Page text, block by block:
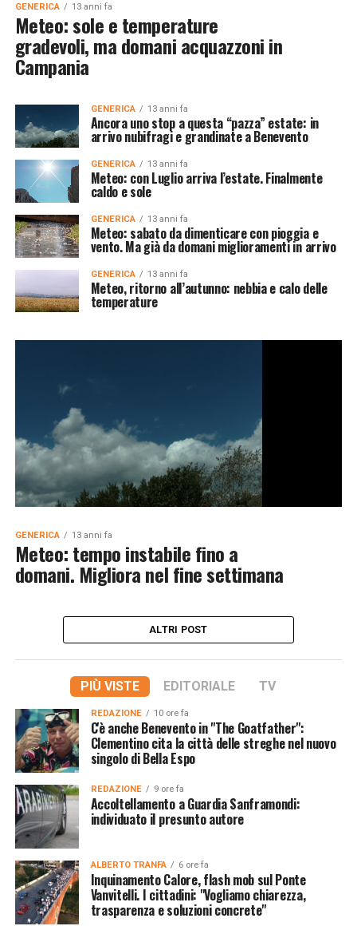
GENERICA 13 anni fa
Meteo: sole e temperature
gradevoli, ma domani acquazzoni in
Campania
GENERICA 13 anni fa
Ancora uno stop a questa “pazza” estate: in
arrivo nubifragi e grandinate a Benevento
GENERICA 13 anni fa
Meteo: con Luglio arriva l’estate. Finalmente
caldo e sole
GENERICA 13 anni fa
Meteo: sabato da dimenticare con pioggia e
vento. Ma già da domani miglioramenti in arrivo
GENERICA 13 anni fa
Meteo, ritorno all’autunno: nebbia e calo delle
temperature
GENERICA 13 anni fa
Meteo: tempo instabile fino a
domani. Migliora nel fine settimana
ALTRI POST
PIÙ VISTE EDITORIALE TV
REDAZIONE 10 ore fa
C'è anche Benevento in "The Goatfather":
Clementino cita la città delle streghe nel nuovo
singolo di Bella Espo
REDAZIONE 9 ore fa
Accoltellamento a Guardia Sanframondi:
individuato il presunto autore
ALBERTO TRANFA 6 ore fa
Inquinamento Calore, flash mob sul Ponte
Vanvitelli. I cittadini: "Vogliamo chiarezza,
trasparenza e soluzioni concrete"